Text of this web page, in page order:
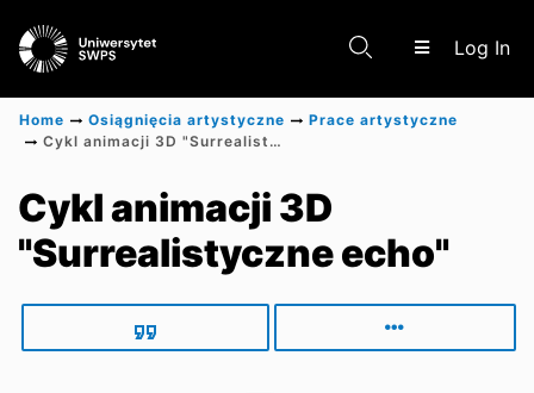
Log In
Scientific research results
Home Osiągnięcia artystyczne
Prace artystyczne
Cykl animacji 3D "Surrealistyczne echo"
Cykl animacji 3D
"Surrealistyczne echo"